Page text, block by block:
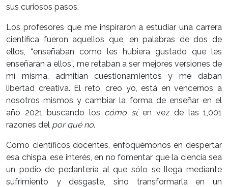
sus curiosos pasos.
Los profesores que me inspiraron a estudiar una carrera
científica fueron aquellos que, en palabras de dos de
ellos, “enseñaban como les hubiera gustado que les
enseñaran a ellos”, me retaban a ser mejores versiones de
mí misma, admitían cuestionamientos y me daban
libertad creativa. El reto, creo yo, está en vencernos a
nosotros mismos y cambiar la forma de enseñar en el
año 2021 buscando los cómo sí, en vez de las 1,001
razones del por qué no.
Como científicos docentes, enfoquémonos en despertar
esa chispa, ese interés, en no fomentar que la ciencia sea
un podio de pedantería al que sólo se llega mediante
sufrimiento y desgaste, sino transformarla en un